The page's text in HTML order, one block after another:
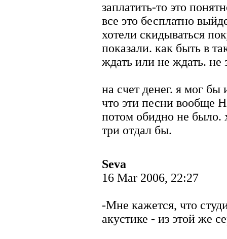
заплатить-то это
все это бесплатно
хотели скидываться
показали. как быть в
ждать или не ждать. не
на счет денег. я мог бы
что эти песни вообще
потом обидно не было.
три отдал бы.
Seva
16 Mar 2006, 22:27
-Мне кажется, что
акустике - из этой же